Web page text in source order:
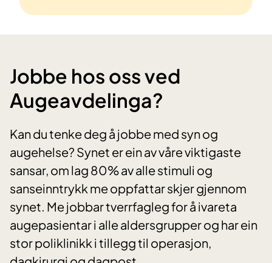
Jobbe hos oss ved
Augeavdelinga?
Kan du tenke deg å jobbe med syn og
augehelse? Synet er ein av våre viktigaste
sansar, om lag 80% av alle stimuli og
sanseinntrykk me oppfattar skjer gjennom
synet. Me jobbar tverrfagleg for å ivareta
augepasientar i alle aldersgrupper og har ein
stor poliklinikk i tillegg til operasjon,